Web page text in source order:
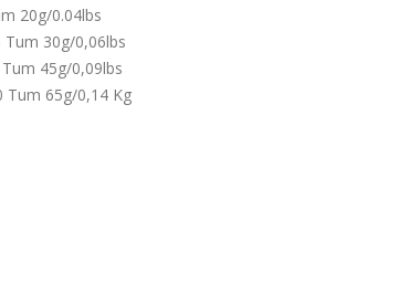
20g/0.04lbs
Tum 30g/0,06lbs
45g/0,09lbs
Tum 65g/0,14 Kg